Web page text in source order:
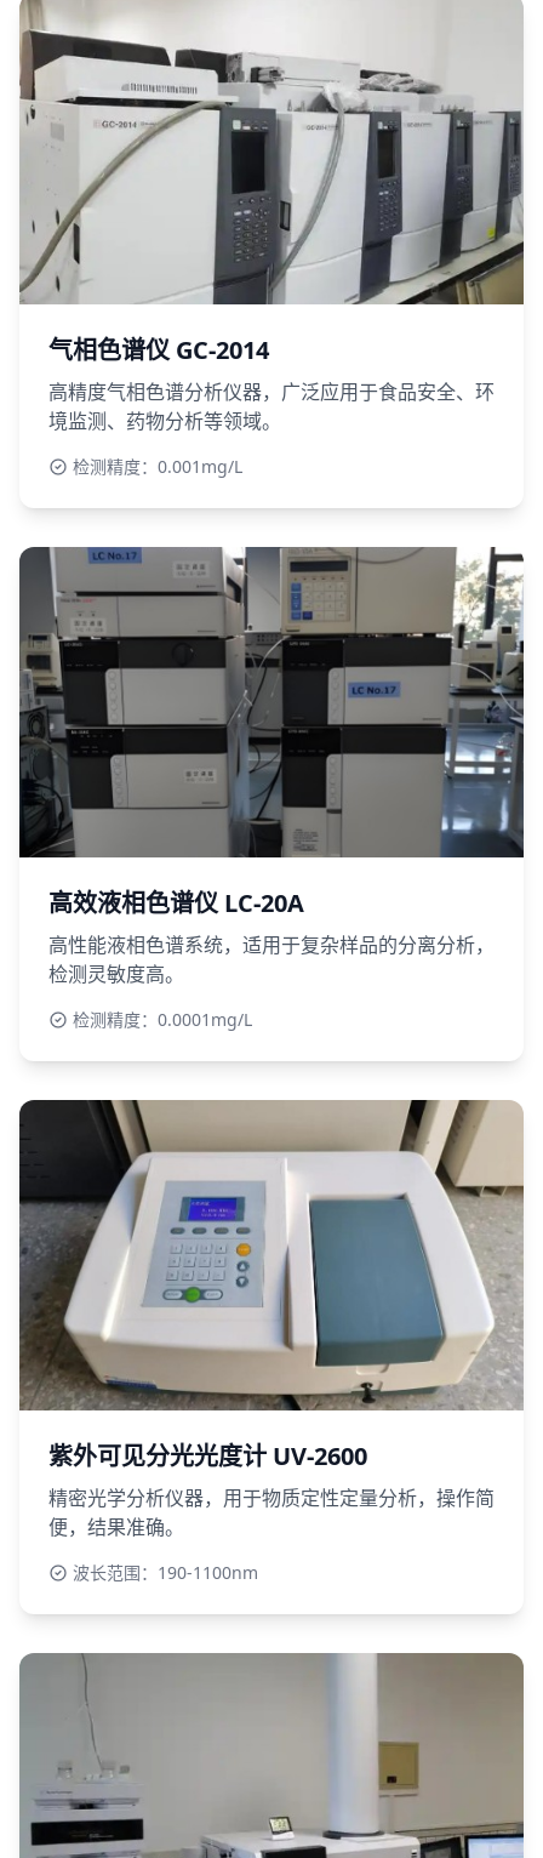
气相色谱仪 GC-2014
高精度气相色谱分析仪器，广泛应用于食品安全、环
境监测、药物分析等领域。
检测精度：0.001mg/L
高效液相色谱仪 LC-20A
高性能液相色谱系统，适用于复杂样品的分离分析，
检测灵敏度高。
检测精度：0.0001mg/L
紫外可见分光光度计 UV-2600
精密光学分析仪器，用于物质定性定量分析，操作简
便，结果准确。
波长范围：190-1100nm